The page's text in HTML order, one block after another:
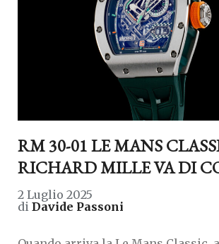
RM 30-01 LE MANS
RICHARD MILLE VA DI
2 Luglio 2025
di Davide Passoni